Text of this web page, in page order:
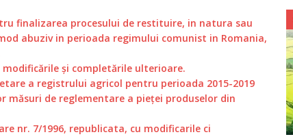
finalizarea procesului de restituire, in natura sau
abuziv in perioada regimului comunist in Romania,
modificările și completările ulterioare.
a registrului agricol pentru perioada 2015-2019
măsuri de reglementare a pieţei produselor din
nr. 7/1996, republicata, cu modificarile ci